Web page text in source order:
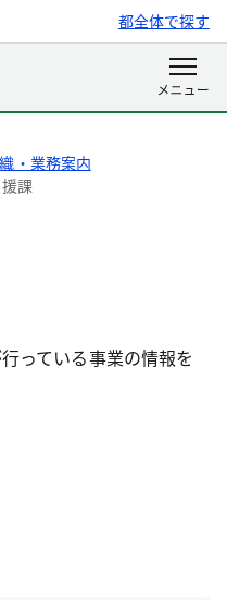
都全体で探す
・業務案内
課
っている事業の情報を